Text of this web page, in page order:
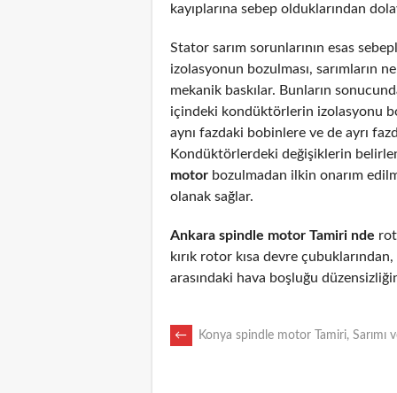
kayıplarına sebep olduklarından
Stator sarım sorunlarının esas
izolasyonun bozulması, sarımların
mekanik baskılar. Bunların
içindeki kondüktörlerin izolasyonu
aynı fazdaki bobinlere ve de ayrı
Kondüktörlerdeki değişiklerin
motor bozulmadan ilkin onarım
olanak sağlar.
Ankara spindle motor Tamiri nde
kırık rotor kısa devre
arasındaki hava boşluğu
POST
← Konya spindle motor Tamiri, Sarımı